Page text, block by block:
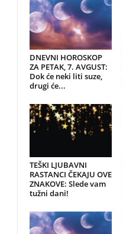
DNEVNI HOROSKOP
ZA PETAK, 7. AVGUST:
Dok će neki liti suze,
drugi će...
TEŠKI LJUBAVNI
RASTANCI ČEKAJU OVE
ZNAKOVE: Slede vam
tužni dani!